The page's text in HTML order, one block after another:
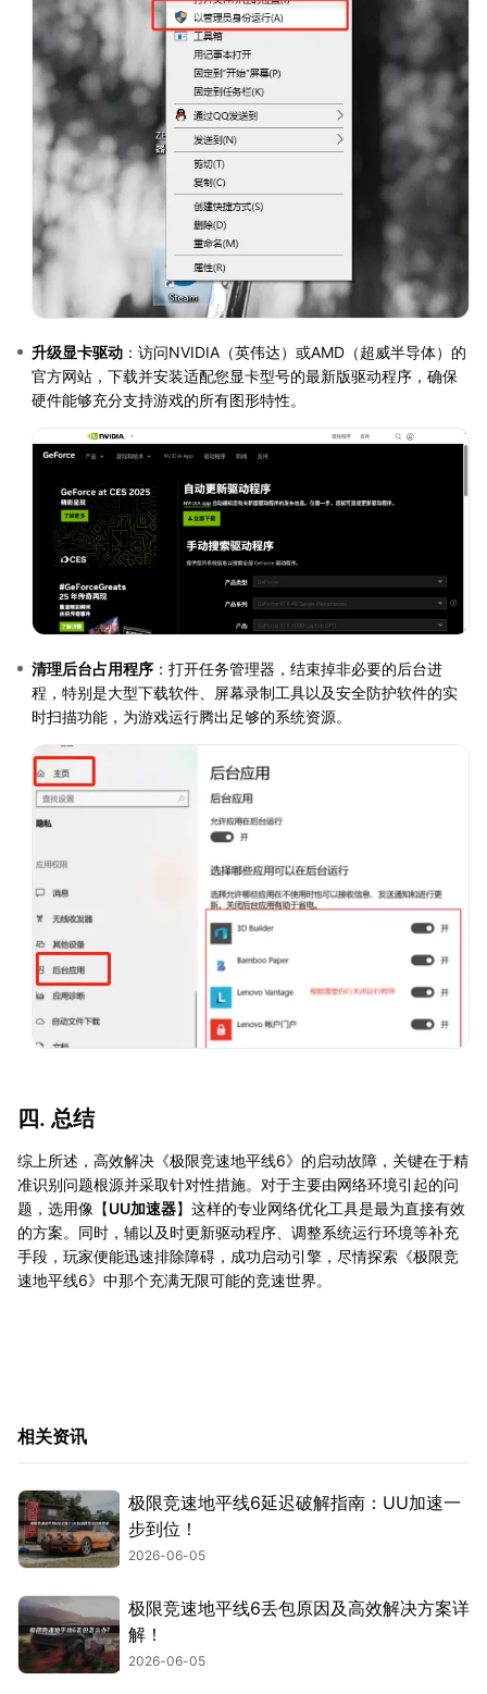
升级显卡驱动 ：访问NVIDIA（英伟达）或AMD（超威半导体）的
官方网站，下载并安装适配您显卡型号的最新版驱动程序，确保
硬件能够充分支持游戏的所有图形特性。
清理后台占用程序 ：打开任务管理器，结束掉非必要的后台进
程，特别是大型下载软件、屏幕录制工具以及安全防护软件的实
时扫描功能，为游戏运行腾出足够的系统资源。
四. 总结
综上所述，高效解决《极限竞速地平线6》的启动故障，关键在于精
准识别问题根源并采取针对性措施。对于主要由网络环境引起的问
题，选用像【UU加速器】这样的专业网络优化工具是最为直接有效
的方案。同时，辅以及时更新驱动程序、调整系统运行环境等补充
手段，玩家便能迅速排除障碍，成功启动引擎，尽情探索《极限竞
速地平线6》中那个充满无限可能的竞速世界。
相关资讯
极限竞速地平线6延迟破解指南：UU加速一
步到位！
2026-06-05
极限竞速地平线6丢包原因及高效解决方案详
解！
2026-06-05